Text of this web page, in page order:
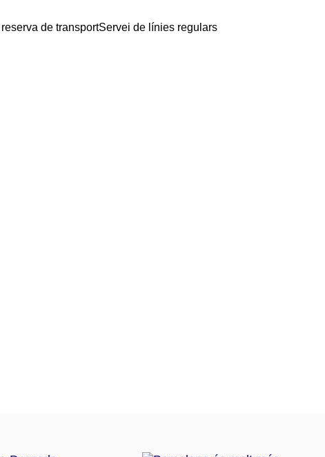
de transportServei de línies regulars